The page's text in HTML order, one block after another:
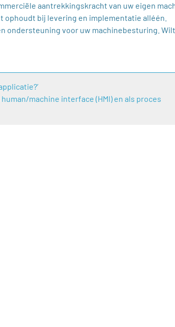
aantrekkingskracht van uw eigen
ophoudt bij levering en implementatie alléén.
ondersteuning voor uw machinebesturing.
machine interface (HMI) en als proces